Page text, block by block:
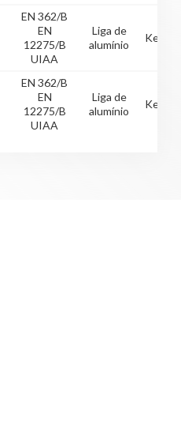
EN 362/B
EN
12275/B
UIAA
Liga de
alumínio
EN 362/B
EN
12275/B
UIAA
Liga de
alumínio